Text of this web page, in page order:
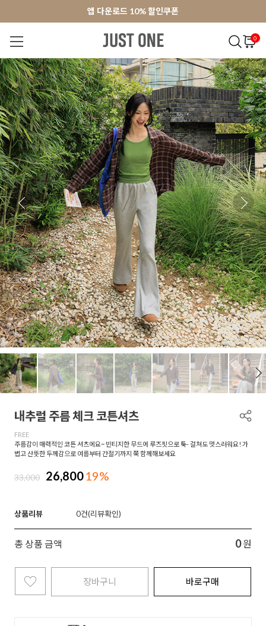
앱 다운로드 10% 할인쿠폰
회원가입 쿠폰 3000원
앱 다운로드 10% 할인쿠폰
0
NEW 7% BEST 오늘출발 MADE . J 상의 팬츠 아
내추럴 주름 체크 코튼셔츠
FREE
주름감이 매력적인 코튼 셔츠에요~ 빈티지한 무드에 루즈핏으로 툭- 걸쳐도 멋스러워요! 가
볍고 산뜻한 두께감으로 여름부터 간절기까지 쭉 함께해보세요
33,000 26,80019%
상품리뷰 0
총 상품 금액 0 원
장바구니 바로구매